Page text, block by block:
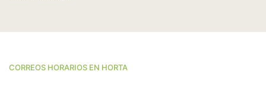
CORREOS HORARIOS EN HORTA